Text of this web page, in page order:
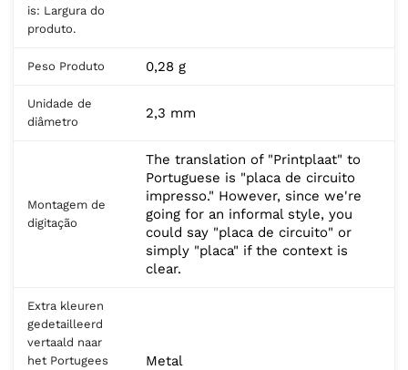
is: Largura do
produto.
Peso Produto 0,28 g
Unidade de
diâmetro
2,3 mm
Montagem de
digitação
The translation of "Printplaat" to
Portuguese is "placa de circuito
impresso." However, since we're
going for an informal style, you
could say "placa de circuito" or
simply "placa" if the context is
clear.
Extra kleuren
gedetailleerd
vertaald naar
het Portugees
Metal